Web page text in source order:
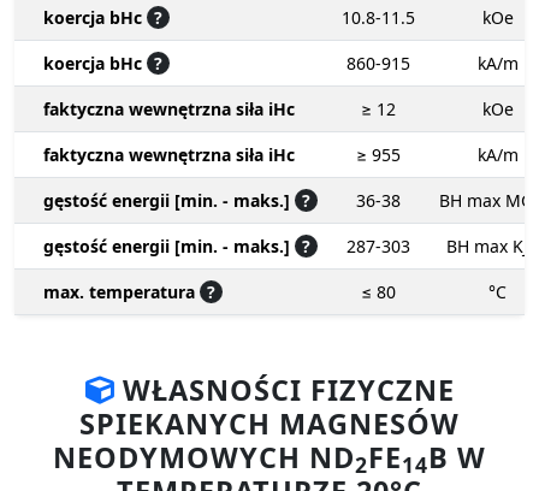
koercja bHc ? 10.8-11.5
kOe
koercja bHc ? 860-915
kA/m
faktyczna wewnętrzna siła iHc
≥ 12
kOe
faktyczna wewnętrzna siła iHc
≥ 955
kA/m
gęstość energii [min. - maks.] ? 36-38
BH max
gęstość energii [min. - maks.] ? 287-303
BH max
max. temperatura ? ≤ 80 °C
WŁASNOŚCI FIZYCZNE
SPIEKANYCH MAGNESÓW
NEODYMOWYCH ND2FE14B W